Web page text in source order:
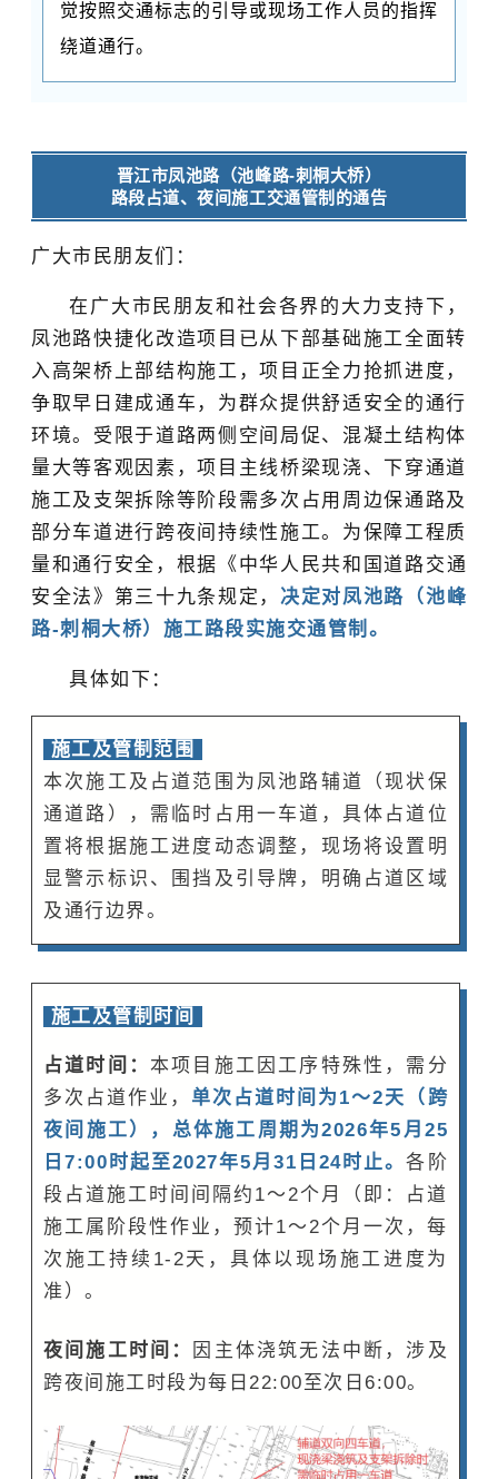
觉按照交通标志的引导或现场工作人员的指挥
绕道通行。
晋江市凤池路（池峰路-刺桐大桥）
路段占道、夜间施工交通管制的通告
广大市民朋友们：
在广大市民朋友和社会各界的大力支持下，
凤池路快捷化改造项目已从下部基础施工全面转
入高架桥上部结构施工，项目正全力抢抓进度，
争取早日建成通车，为群众提供舒适安全的通行
环境。受限于道路两侧空间局促、混凝土结构体
量大等客观因素，项目主线桥梁现浇、下穿通道
施工及支架拆除等阶段需多次占用周边保通路及
部分车道进行跨夜间持续性施工。为保障工程质
量和通行安全，根据《 中华人民共和国道路交通
安全法 》第三十九条规定，决定对凤池路（池峰
路-刺桐大桥）施工路段实施交通管制。
具体如下：
施工及管制范围
本次施工及占道范围为凤池路辅道（现状保
通道路），需临时占用一车道，具体占道位
置将根据施工进度动态调整，现场将设置明
显警示标识、围挡及引导牌，明确占道区域
及通行边界。
施工及管制时间
占道时间： 本项目施工因工序特殊性，需分
多次占道作业， 单次占道时间为1～2天（跨
夜间施工）， 总体施工周期为2026年5月25
日7:00时起至2027年5月31日24时止。各阶
段占道施工时间间隔约1～2个月（即：占道
施工属阶段性作业，预计1～2个月一次，每
次施工持续1-2天，具体以现场施工进度为
准）。
夜间施工时间：
因主体浇筑无法中断，涉及
跨夜间施工时段为每日22:00至次日6:00。